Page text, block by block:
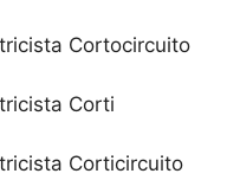
Cortocircuito
Corti
Corticircuito